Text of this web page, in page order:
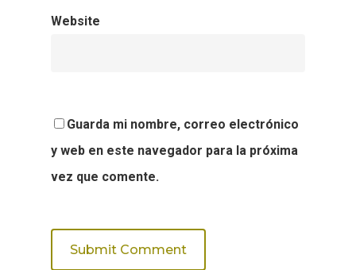
Website
Guarda mi nombre, correo electrónico
y web en este navegador para la próxima
vez que comente.